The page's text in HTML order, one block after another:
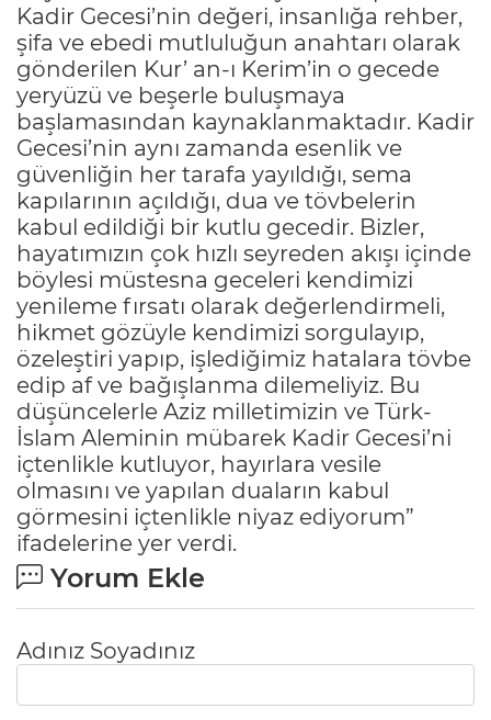
Kadir Gecesi’nin değeri, insanlığa rehber,
şifa ve ebedi mutluluğun anahtarı olarak
gönderilen Kur’ an-ı Kerim’in o gecede
yeryüzü ve beşerle buluşmaya
başlamasından kaynaklanmaktadır. Kadir
Gecesi’nin aynı zamanda esenlik ve
güvenliğin her tarafa yayıldığı, sema
kapılarının açıldığı, dua ve tövbelerin
kabul edildiği bir kutlu gecedir. Bizler,
hayatımızın çok hızlı seyreden akışı içinde
böylesi müstesna geceleri kendimizi
yenileme fırsatı olarak değerlendirmeli,
hikmet gözüyle kendimizi sorgulayıp,
özeleştiri yapıp, işlediğimiz hatalara tövbe
edip af ve bağışlanma dilemeliyiz. Bu
düşüncelerle Aziz milletimizin ve Türk-
İslam Aleminin mübarek Kadir Gecesi’ni
içtenlikle kutluyor, hayırlara vesile
olmasını ve yapılan duaların kabul
görmesini içtenlikle niyaz ediyorum”
ifadelerine yer verdi.
Yorum Ekle
Adınız Soyadınız